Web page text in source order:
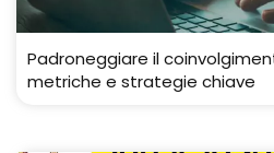
Padroneggiare il
metriche e strategie chiave